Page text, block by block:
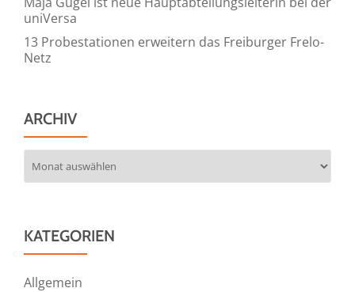
uniVersa
13 Probestationen erweitern das Freiburger Frelo-
Netz
ARCHIV
KATEGORIEN
Allgemein